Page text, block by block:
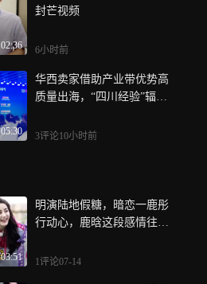
02:36
封芒视频
6小时前
05:30
华西卖家借助产业带优势高
质量出海，“四川经验”辐射
3评论10小时前
03:51
明演陆地假糖，暗恋一鹿彤
行动心，鹿晗这段感情往事
1评论07-14